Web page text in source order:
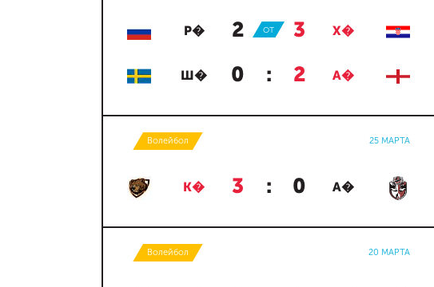
Р� 2 : 3 Х�
ОТ
Ш� 0 : 2 А�
Волейбол 25 МАРТА
К� 3 : 0 А�
Волейбол 20 МАРТА